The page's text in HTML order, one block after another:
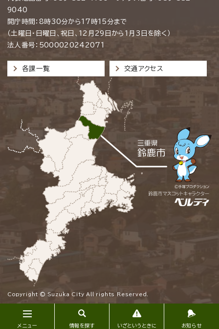
メニュー 情報を探す いざというときに お知らせ
9040
開庁時間：8時30分から17時15分まで
（土曜日・日曜日、祝日、12月29日から1月3日を除く）
法人番号：5000020242071
各課一覧 交通アクセス
Copyright © Suzuka City All rights Reserved.